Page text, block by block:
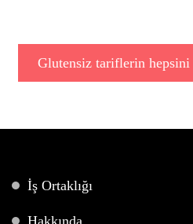
Glutensiz tariflerin
İş Ortaklığı